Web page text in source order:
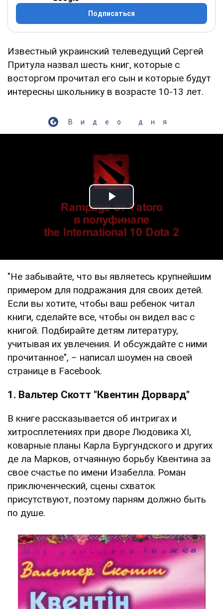
Подписаться
Известный украинский телеведущий Сергей
Притула назвал шесть книг, которые с
восторгом прочитал его сын и которые будут
интересны школьнику в возрасте 10-13 лет.
Видео дня
Play Video
"Не забывайте, что вы являетесь крупнейшим
примером для подражания для своих детей.
Если вы хотите, чтобы ваш ребенок читал
книги, сделайте все, чтобы он видел вас с
книгой. Подбирайте детям литературу,
учитывая их увлечения. И обсуждайте с ними
прочитанное", – написал шоумен на своей
странице в Facebook.
1. Вальтер Скотт "Квентин Дорвард"
В книге рассказывается об интригах и
хитросплетениях при дворе Людовика XI,
коварные планы Карла Бургундского и других
де ла Марков, отчаянную борьбу Квентина за
свое счастье по имени Изабелла. Роман
приключенческий, сцены схваток
присутствуют, поэтому парням должно быть
по душе.